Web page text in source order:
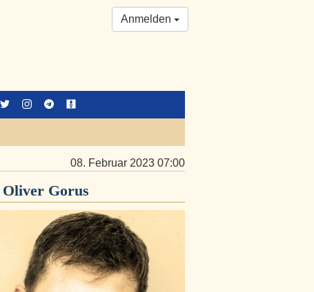
Anmelden
08. Februar 2023 07:00
Oliver Gorus